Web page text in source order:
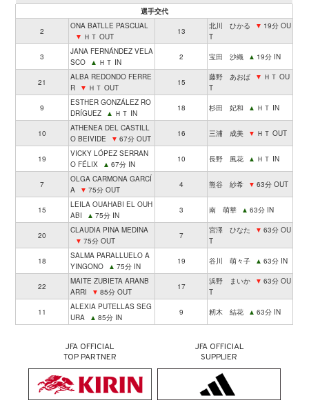
選手交代
2
ONA BATLLE PASCUAL
▼ ＨＴ OUT
13
北川 ひかる ▼ 19分 OU
T
3
JANA FERNÁNDEZ VELA
SCO
▲ ＨＴ IN
2 宝田 沙織 ▲ 19分 IN
21
ALBA REDONDO FERRE
R
▼ ＨＴ OUT
15
藤野 あおば ▼ ＨＴ OU
T
9
ESTHER GONZÁLEZ RO
DRÍGUEZ
▲ ＨＴ IN
18 杉田 妃和 ▲ ＨＴ IN
10
ATHENEA DEL CASTILL
O BEIVIDE
▼ 67分 OUT
16 三浦 成美 ▼ ＨＴ OUT
19
VICKY LÓPEZ SERRAN
O FÉLIX
▲ 67分 IN
10 長野 風花 ▲ ＨＴ IN
7
OLGA CARMONA GARCÍ
A
▼ 75分 OUT
4 熊谷 紗希 ▼ 63分 OUT
15
LEILA OUAHABI EL OUH
ABI
▲ 75分 IN
3 南 萌華 ▲ 63分 IN
20
CLAUDIA PINA MEDINA
▼ 75分 OUT
7
宮澤 ひなた ▼ 63分 OU
T
18
SALMA PARALLUELO A
YINGONO
▲ 75分 IN
19 谷川 萌々子 ▲ 63分 IN
22
MAITE ZUBIETA ARANB
ARRI
▼ 85分 OUT
17
浜野 まいか ▼ 63分 OU
T
11
ALEXIA PUTELLAS SEG
URA
▲ 85分 IN
9 籾木 結花 ▲ 63分 IN
JFA OFFICIAL
TOP PARTNER
JFA OFFICIAL
SUPPLIER